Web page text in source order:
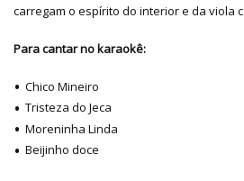
carregam o espírito do interior e da viola
Para cantar no karaokê:
Chico Mineiro
Tristeza do Jeca
Moreninha Linda
Beijinho doce